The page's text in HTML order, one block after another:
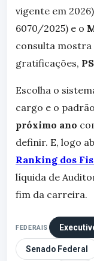
vigente em
6070/2025) e o
consulta mostra
gratificações,
Escolha o
cargo e o
próximo ano
definir. E, logo
Ranking dos
líquida de
fim da carreira.
FEDERAIS
Senado Federal